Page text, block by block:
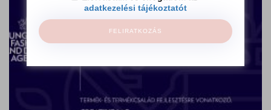
adatkezelési tájékoztatót
FELIRATKOZÁS